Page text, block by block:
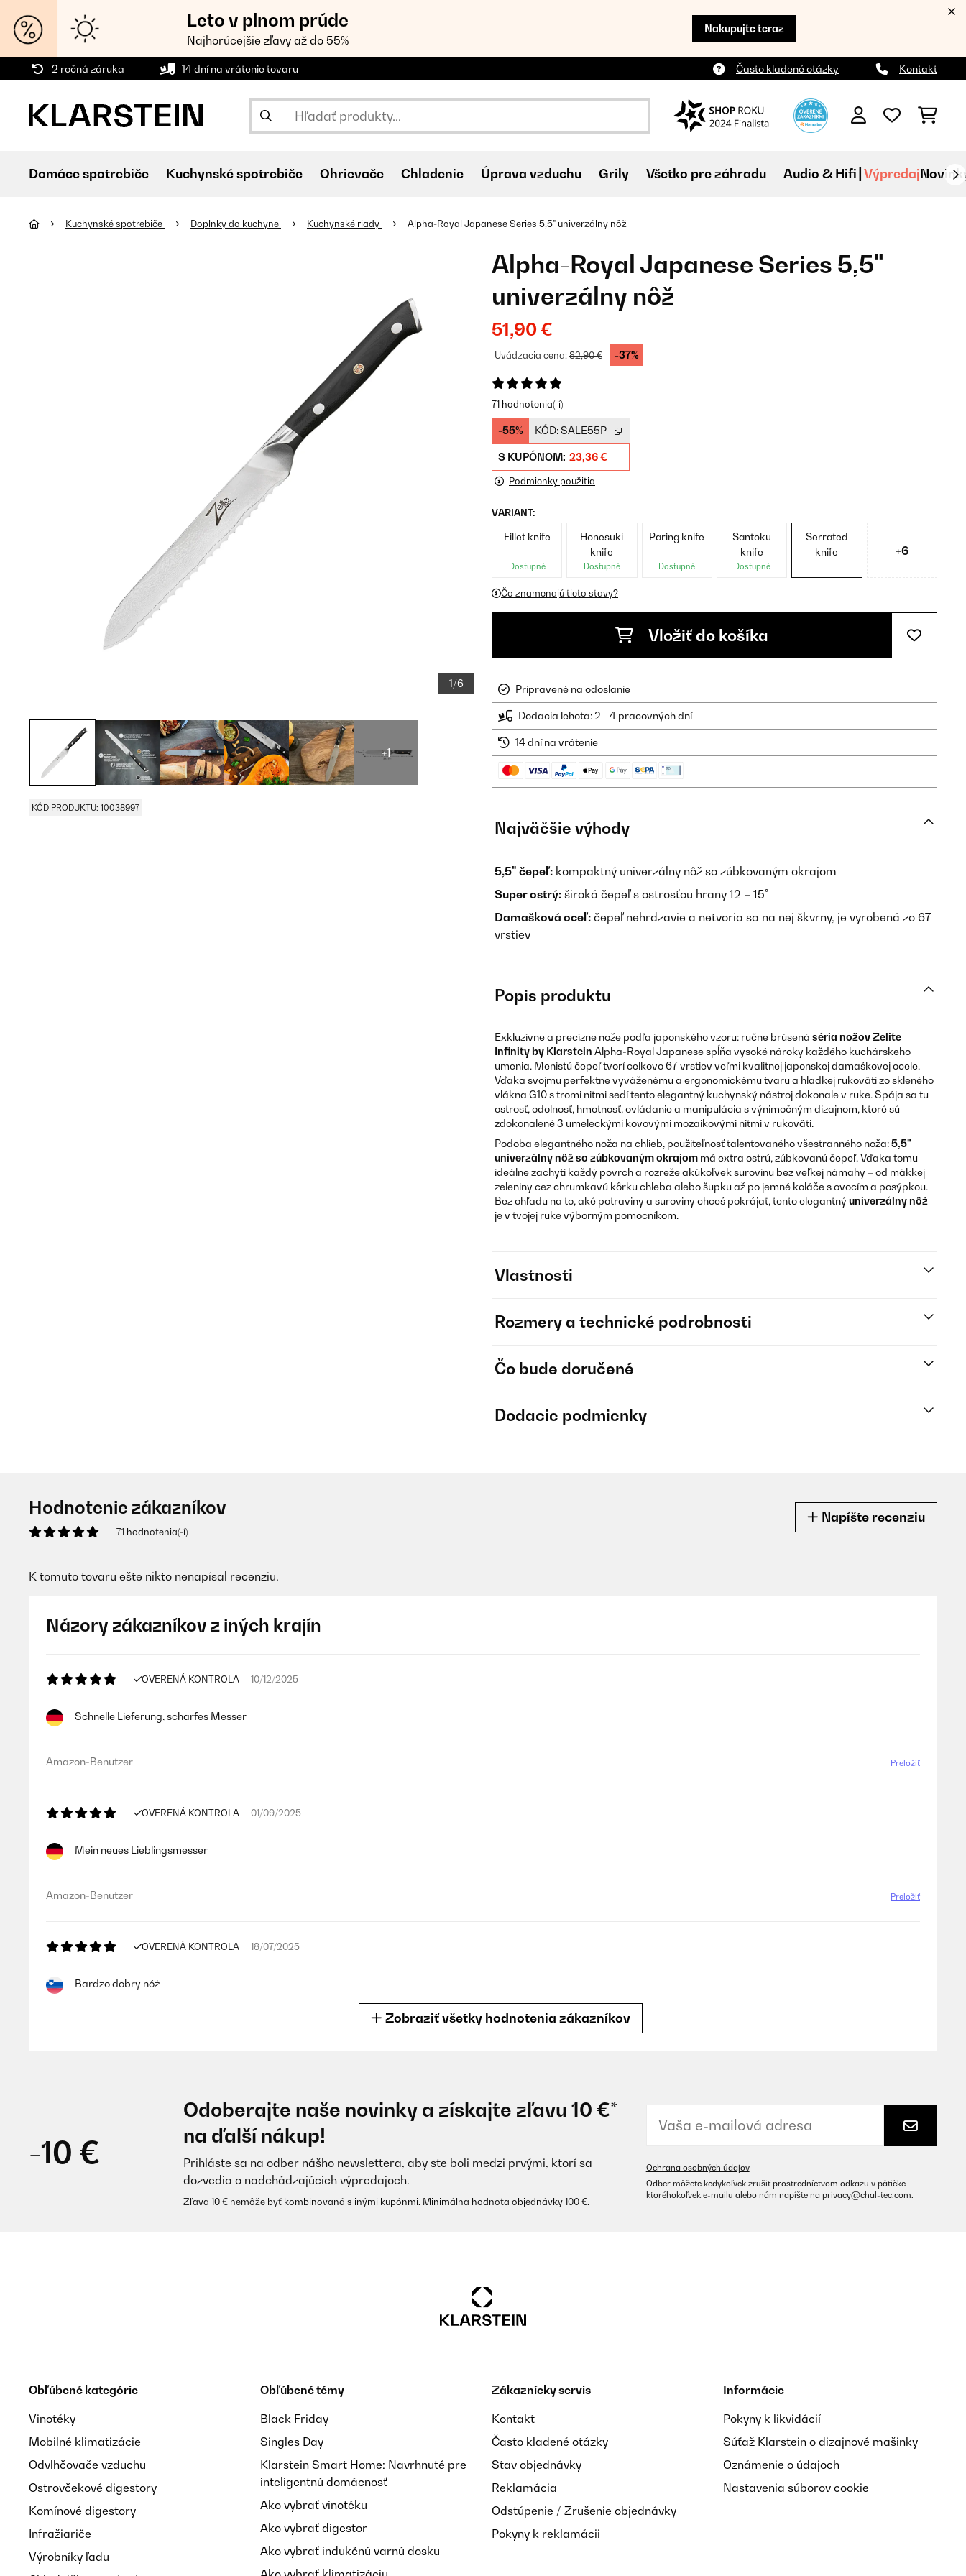
Leto v plnom prúde
Najhorúcejšie zľavy až do 55%
Nakupujte teraz
2 ročná záruka 14 dní na vrátenie tovaru Často kladené otázky Kontakt
Domáce spotrebiče Kuchynské spotrebiče Ohrievače Chladenie Úprava vzduchu Grily Všetko pre záhradu Audio & Hifi Výpredaj
Kuchynské spotrebiče Doplnky do kuchyne Kuchynské riady Alpha-Royal Japanese Series 5,5" univerzálny nôž
1/6
+1
KÓD PRODUKTU: 10038997
Alpha-Royal Japanese Series 5,5"
univerzálny nôž
51,90 €
Uvádzacia cena:82,90 € -37%
71 hodnotenia(-í)
-55% KÓD:SALE55P
S KUPÓNOM: 23,36 €
Podmienky použitia
VARIANT:
Fillet knife
Dostupné
Honesuki
knife
Dostupné
Paring knife
Dostupné
Santoku
knife
Dostupné
Serrated
knife
+6
Čo znamenajú tieto stavy?
Vložiť do košíka
Pripravené na odoslanie
Dodacia lehota: 2 - 4 pracovných dní
14 dní na vrátenie
Najväčšie výhody
5,5" čepeľ: kompaktný univerzálny nôž so zúbkovaným okrajom
Super ostrý: široká čepeľ s ostrosťou hrany 12 – 15°
Damašková oceľ: čepeľ nehrdzavie a netvoria sa na nej škvrny, je vyrobená zo 67
vrstiev
Popis produktu
Exkluzívne a precízne nože podľa japonského vzoru: ručne brúsená séria nožovZelite
Infinity by Klarstein Alpha-Royal Japanese spĺňa vysoké nároky každého kuchárskeho
umenia. Menistú čepeľ tvorí celkovo 67 vrstiev veľmi kvalitnej japonskej damaškovej ocele.
Vďaka svojmu perfektne vyváženému a ergonomickému tvaru a hladkej rukoväti zo skleného
vlákna G10 s tromi nitmi sedí tento elegantný kuchynský nástroj dokonale v ruke. Spája sa tu
ostrosť, odolnosť, hmotnosť, ovládanie a manipulácia s výnimočným dizajnom, ktoré sú
zdokonalené 3 umeleckými kovovými mozaikovými nitmi v rukoväti.
Podoba elegantného noža na chlieb, použiteľnosť talentovaného všestranného noža:5,5"
univerzálny nôž so zúbkovaným okrajom má extra ostrú, zúbkovanú čepeľ. Vďaka tomu
ideálne zachytí každý povrch a rozreže akúkoľvek surovinu bez veľkej námahy – od mäkkej
zeleniny cez chrumkavú kôrku chleba alebo šupku až po jemné koláče s ovocím a posýpkou.
Bez ohľadu na to, aké potraviny a suroviny chceš pokrájať, tento elegantný univerzálny nôž
je v tvojej ruke výborným pomocníkom.
Vlastnosti
Rozmery a technické podrobnosti
Čo bude doručené
Dodacie podmienky
Hodnotenie zákazníkov
71 hodnotenia(-í)
Napíšte recenziu
K tomuto tovaru ešte nikto nenapísal recenziu.
Názory zákazníkov z iných krajín
OVERENÁ KONTROLA 10/12/2025
Schnelle Lieferung, scharfes Messer
Amazon-Benutzer Preložiť
OVERENÁ KONTROLA 01/09/2025
Mein neues Lieblingsmesser
Amazon-Benutzer Preložiť
OVERENÁ KONTROLA 18/07/2025
Bardzo dobry nóż
Nice set, very sharp blade
Amazon user
Liegt super in der Hand und sieht auch sehr gut aus.Top Messer, sehr schöne Verpackung, auch als Geschenk geeignet.
Amazon-Benutzer
27/05/2024
Ottimo prodotto, aualità ineccepibile ed estremamente affililato
Utente Amazon
Zobraziť všetky hodnotenia zákazníkov
-10 €
Odoberajte naše novinky a získajte zľavu 10 €*
na ďalší nákup!
Prihláste sa na odber nášho newslettera, aby ste boli medzi prvými, ktorí sa
dozvedia o nadchádzajúcich výpredajoch.
Zľava 10 € nemôže byť kombinovaná s inými kupónmi. Minimálna hodnota objednávky 100 €.
Ochrana osobných údajov
Odber môžete kedykoľvek zrušiť prostredníctvom odkazu v pätičke
ktoréhokoľvek e-mailu alebo nám napíšte na privacy@chal-tec.com.
Obľúbené kategórie
Vinotéky
Mobilné klimatizácie
Odvlhčovače vzduchu
Ostrovčekové digestory
Komínové digestory
Infražiariče
Výrobníky ľadu
Obľúbené témy
Black Friday
Singles Day
Klarstein Smart Home: Navrhnuté pre
inteligentnú domácnosť
Ako vybrať vinotéku
Ako vybrať digestor
Ako vybrať indukčnú varnú dosku
Zákaznícky servis
Kontakt
Často kladené otázky
Stav objednávky
Reklamácia
Odstúpenie / Zrušenie objednávky
Pokyny k reklamácii
Informácie
Pokyny k likvidácií
Súťaž Klarstein o dizajnové mašinky
Oznámenie o údajoch
Nastavenia súborov cookie